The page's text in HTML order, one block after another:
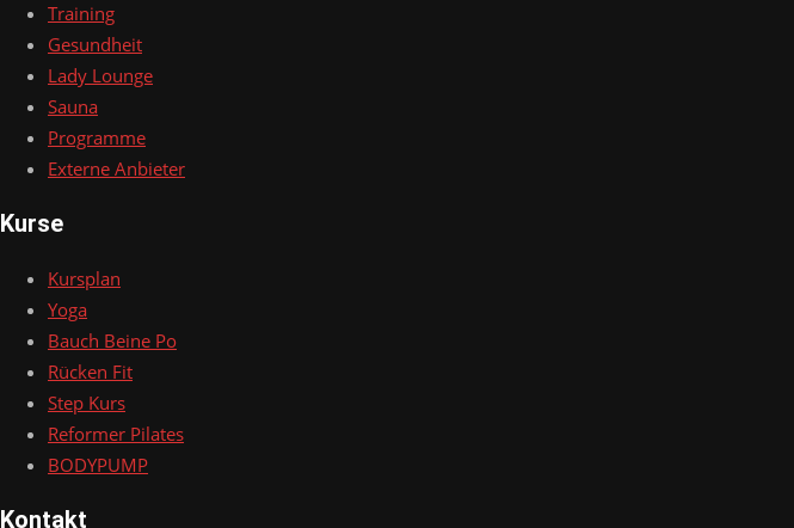
Training
Gesundheit
Lady Lounge
Sauna
Programme
Externe Anbieter
Kurse
Kursplan
Yoga
Bauch Beine Po
Rücken Fit
Step Kurs
Reformer Pilates
BODYPUMP
Kontakt